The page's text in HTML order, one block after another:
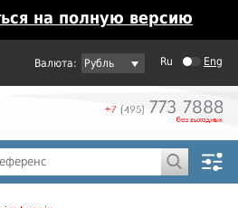
на полную версию
Рубль Ru Eng